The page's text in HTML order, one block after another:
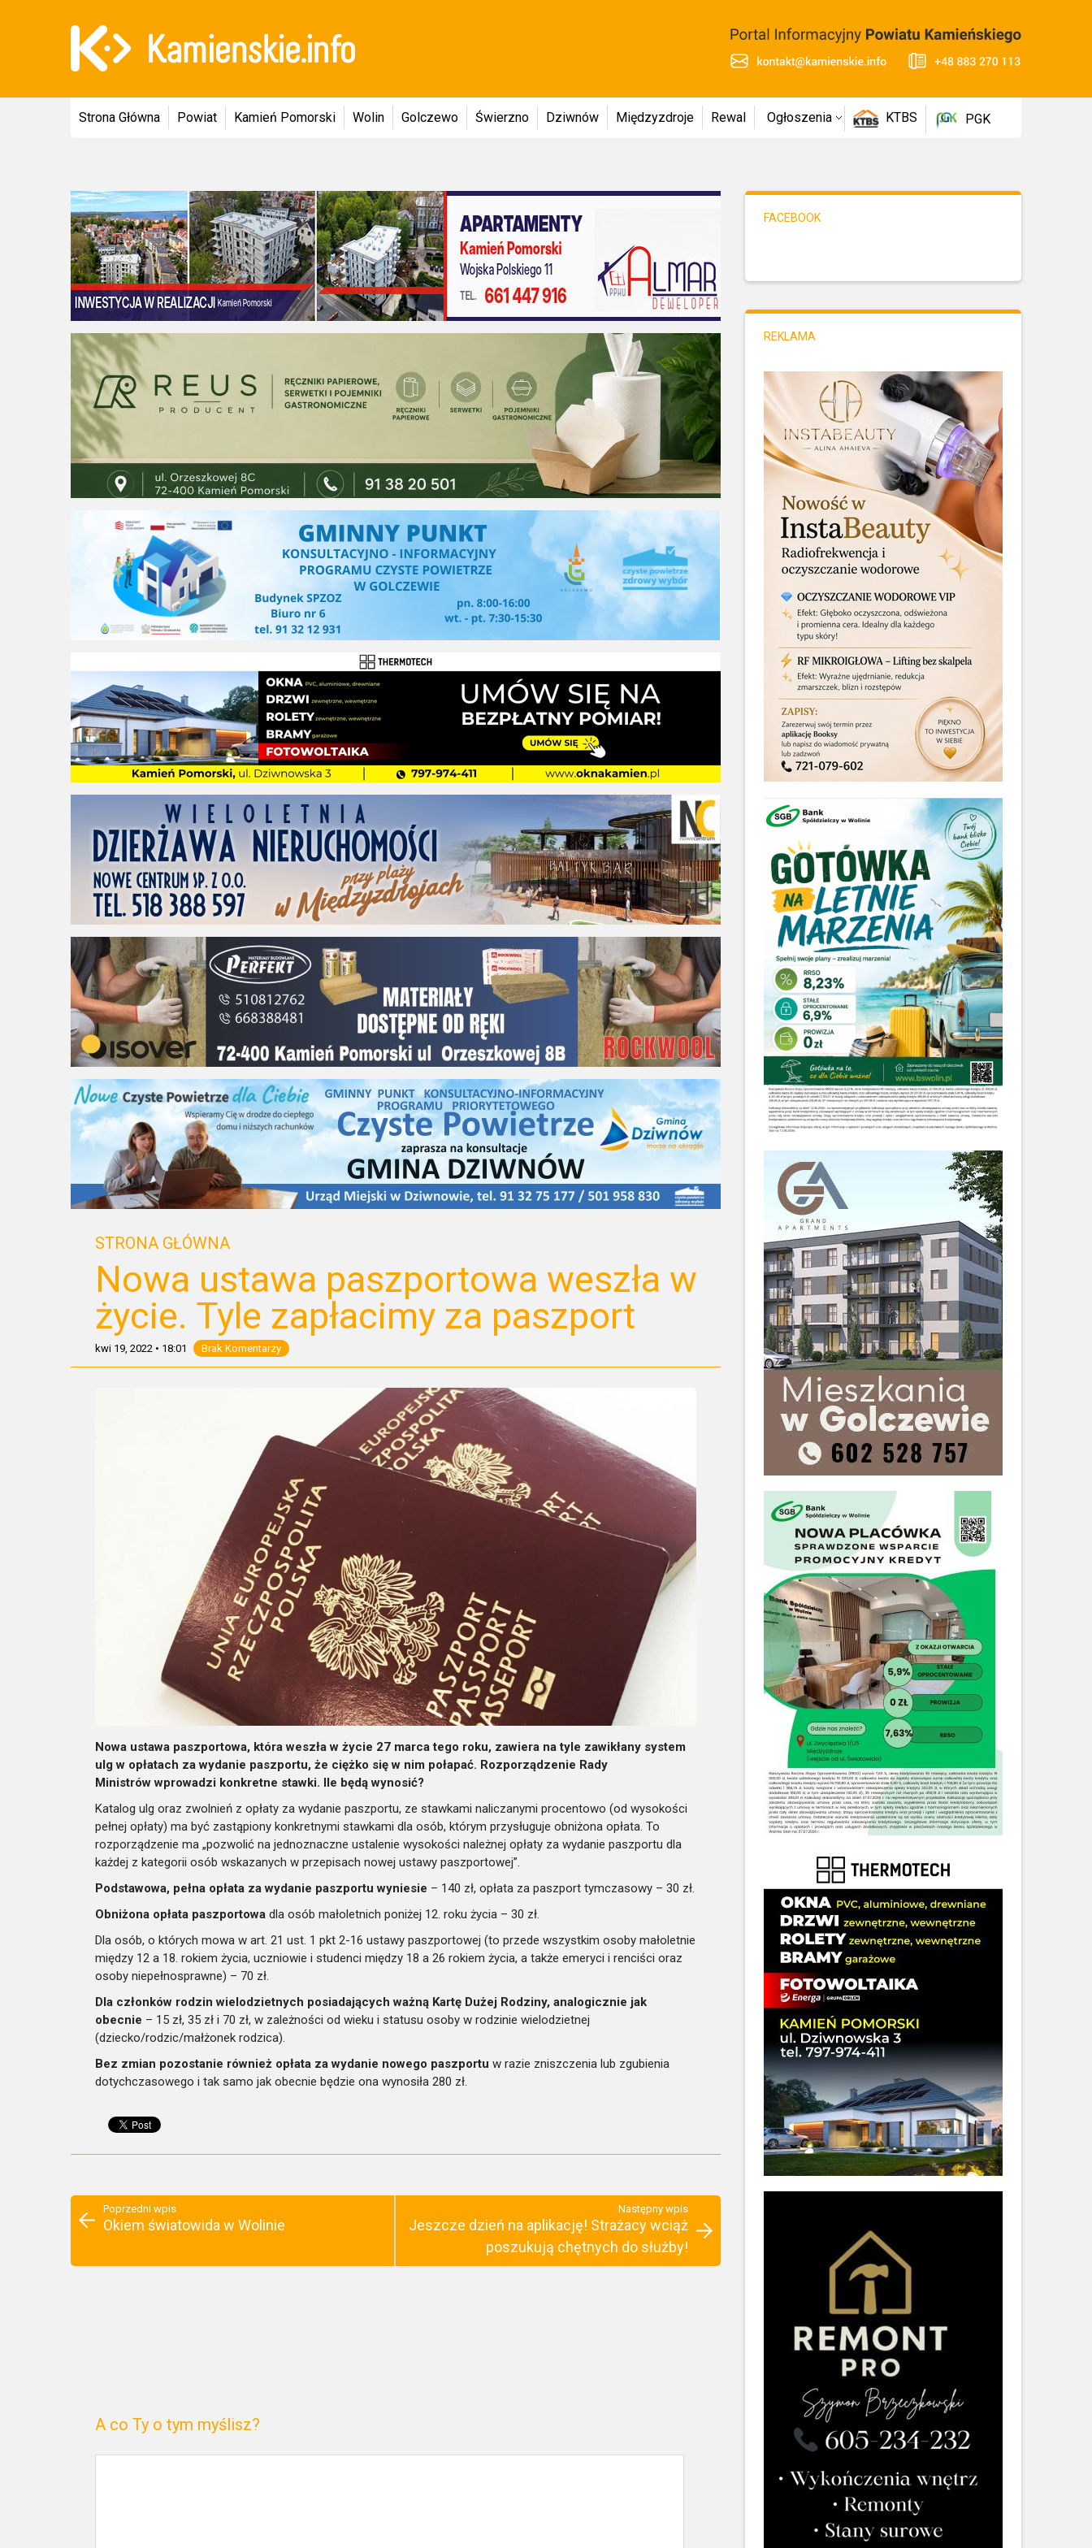
Strona Główna Powiat Kamień Pomorski Wolin Golczewo Świerzno Dziwnów Międzyzdroje Rewal Ogłoszenia KTBS PGK
STRONA GŁÓWNA
Nowa ustawa paszportowa weszła w
życie. Tyle zapłacimy za paszport
kwi 19, 2022 • 18:01 Brak Komentarzy
Nowa ustawa paszportowa, która weszła w życie 27 marca tego roku, zawiera na tyle zawikłany system
ulg w opłatach za wydanie paszportu, że ciężko się w nim połapać. Rozporządzenie Rady
Ministrów wprowadzi konkretne stawki. Ile będą wynosić?
Katalog ulg oraz zwolnień z opłaty za wydanie paszportu, ze stawkami naliczanymi procentowo (od wysokości
pełnej opłaty) ma być zastąpiony konkretnymi stawkami dla osób, którym przysługuje obniżona opłata. To
rozporządzenie ma „pozwolić na jednoznaczne ustalenie wysokości należnej opłaty za wydanie paszportu dla
każdej z kategorii osób wskazanych w przepisach nowej ustawy paszportowej”.
Podstawowa, pełna opłata za wydanie paszportu wyniesie – 140 zł, opłata za paszport tymczasowy – 30 zł.
Obniżona opłata paszportowa dla osób małoletnich poniżej 12. roku życia – 30 zł.
Dla osób, o których mowa w art. 21 ust. 1 pkt 2-16 ustawy paszportowej (to przede wszystkim osoby małoletnie
między 12 a 18. rokiem życia, uczniowie i studenci między 18 a 26 rokiem życia, a także emeryci i renciści oraz
osoby niepełnosprawne) – 70 zł.
Dla członków rodzin wielodzietnych posiadających ważną Kartę Dużej Rodziny, analogicznie jak
obecnie – 15 zł, 35 zł i 70 zł, w zależności od wieku i statusu osoby w rodzinie wielodzietnej
(dziecko/rodzic/małżonek rodzica).
Bez zmian pozostanie również opłata za wydanie nowego paszportu w razie zniszczenia lub zgubienia
dotychczasowego i tak samo jak obecnie będzie ona wynosiła 280 zł.
Poprzedni wpis
Okiem światowida w Wolinie
Następny wpis
Jeszcze dzień na aplikację! Strażacy wciąż
poszukują chętnych do służby!
A co Ty o tym myślisz?
FACEBOOK
REKLAMA